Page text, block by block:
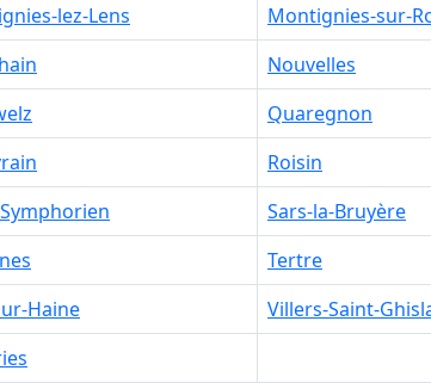
lez-Lens
Montignies-sur-
Nouvelles
Quaregnon
Roisin
Sars-la-Bruyère
Tertre
Haine
Villers-Saint-